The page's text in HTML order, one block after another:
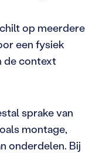
op meerdere
een fysiek
de context
sprake van
montage,
onderdelen. Bij